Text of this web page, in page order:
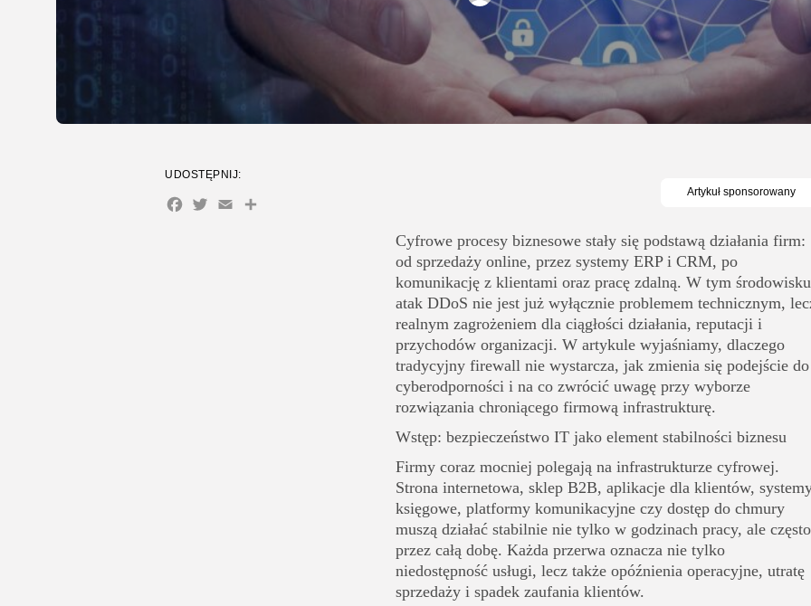
Cyfrowe procesy biznesowe stały się podstawą działania firm:
od sprzedaży online, przez systemy ERP i CRM, po
komunikację z klientami oraz pracę zdalną. W tym środowisku
atak DDoS nie jest już wyłącznie problemem technicznym,
realnym zagrożeniem dla ciągłości działania, reputacji i
przychodów organizacji. W artykule wyjaśniamy, dlaczego
tradycyjny firewall nie wystarcza, jak zmienia się podejście do
cyberodporności i na co zwrócić uwagę przy wyborze
rozwiązania chroniącego firmową infrastrukturę.
Wstęp: bezpieczeństwo IT jako element stabilności biznesu
Firmy coraz mocniej polegają na infrastrukturze cyfrowej.
Strona internetowa, sklep B2B, aplikacje dla klientów,
księgowe, platformy komunikacyjne czy dostęp do chmury
muszą działać stabilnie nie tylko w godzinach pracy, ale często
przez całą dobę. Każda przerwa oznacza nie tylko
niedostępność usługi, lecz także opóźnienia operacyjne, utratę
sprzedaży i spadek zaufania klientów.
UDOSTĘPNIJ:
Facebook
Twitter
EmailShare